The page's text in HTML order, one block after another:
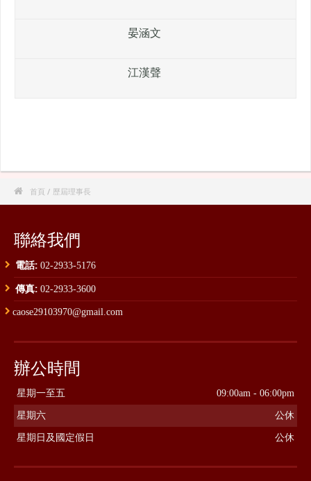
晏涵文
江漢聲
 首頁 / 歷屆理事長
聯絡我們
電話: 02-2933-5176
傳真: 02-2933-3600
caose29103970@gmail.com
辦公時間
星期一至五 09:00am - 06:00pm
星期六 公休
星期日及國定假日 公休